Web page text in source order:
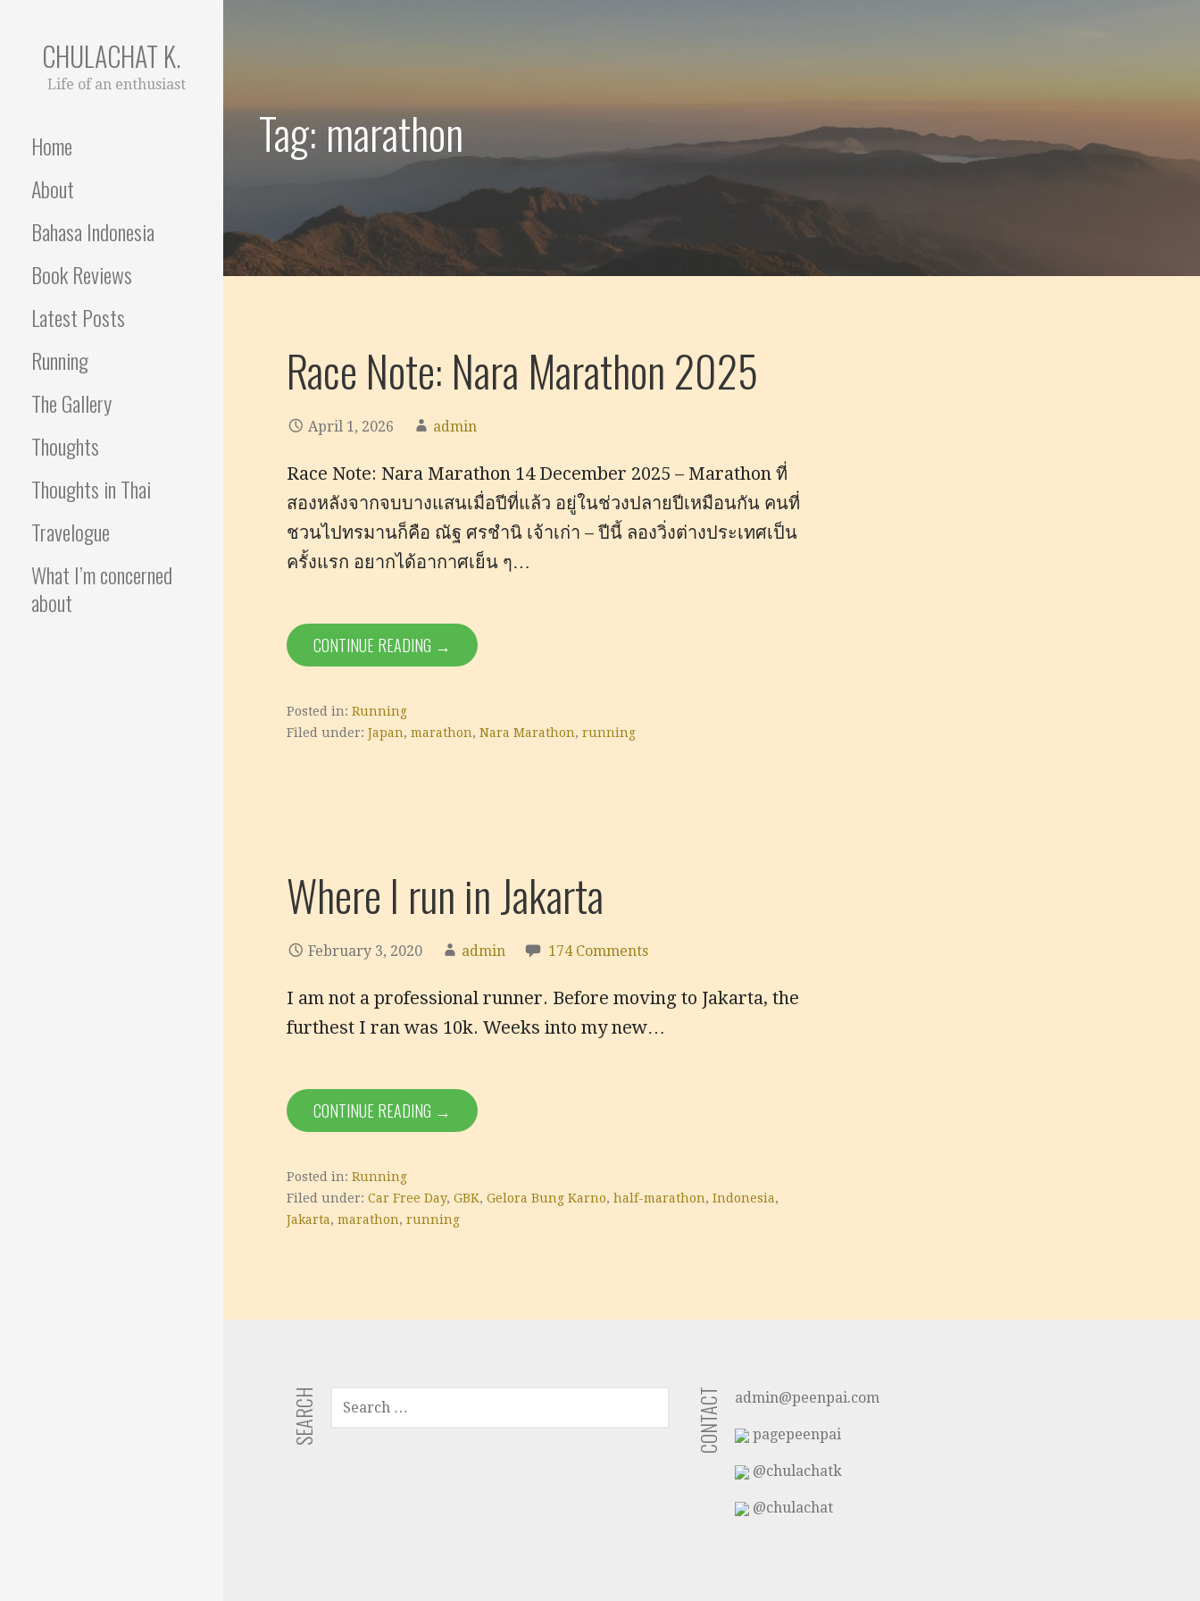
CHULACHAT K.
Life of an enthusiast
Home
About
Bahasa Indonesia
Book Reviews
Latest Posts
Running
The Gallery
Thoughts
Thoughts in Thai
Travelogue
What I’m concerned
about
Tag: marathon
Race Note: Nara Marathon 2025
April 1, 2026 admin
Race Note: Nara Marathon 14 December 2025 – Marathon ที่
สองหลังจากจบบางแสนเมื่อปีที่แล้ว อยู่ในช่วงปลายปีเหมือนกัน คนที่
ชวนไปทรมานก็คือ ณัฐ ศรชำนิ เจ้าเก่า – ปีนี้ ลองวิ่งต่างประเทศเป็น
ครั้งแรก อยากได้อากาศเย็น ๆ…
CONTINUE READING →
Posted in: Running
Filed under: Japan, marathon, Nara Marathon, running
Where I run in Jakarta
February 3, 2020 admin 174 Comments
I am not a professional runner. Before moving to Jakarta, the
furthest I ran was 10k. Weeks into my new…
CONTINUE READING →
Posted in: Running
Filed under: Car Free Day, GBK, Gelora Bung Karno, half-marathon, Indonesia,
Jakarta, marathon, running
SEARCH
SEARCH
FOR:
CONTACT admin@peenpai.com
pagepeenpai
@chulachatk
@chulachat